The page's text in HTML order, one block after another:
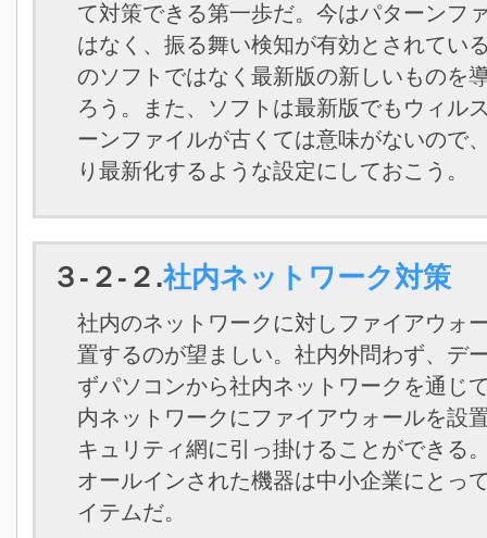
て対策できる第一歩だ。今はパターンフ
はなく、振る舞い検知が有効とされてい
のソフトではなく最新版の新しいものを
ろう。また、ソフトは最新版でもウィル
ーンファイルが古くては意味がないので
り最新化するような設定にしておこう。
３-２-２.社内ネットワーク対策
社内のネットワークに対しファイアウォ
置するのが望ましい。社内外問わず、デ
ずパソコンから社内ネットワークを通じ
内ネットワークにファイアウォールを設
キュリティ網に引っ掛けることができる
オールインされた機器は中小企業にとっ
イテムだ。